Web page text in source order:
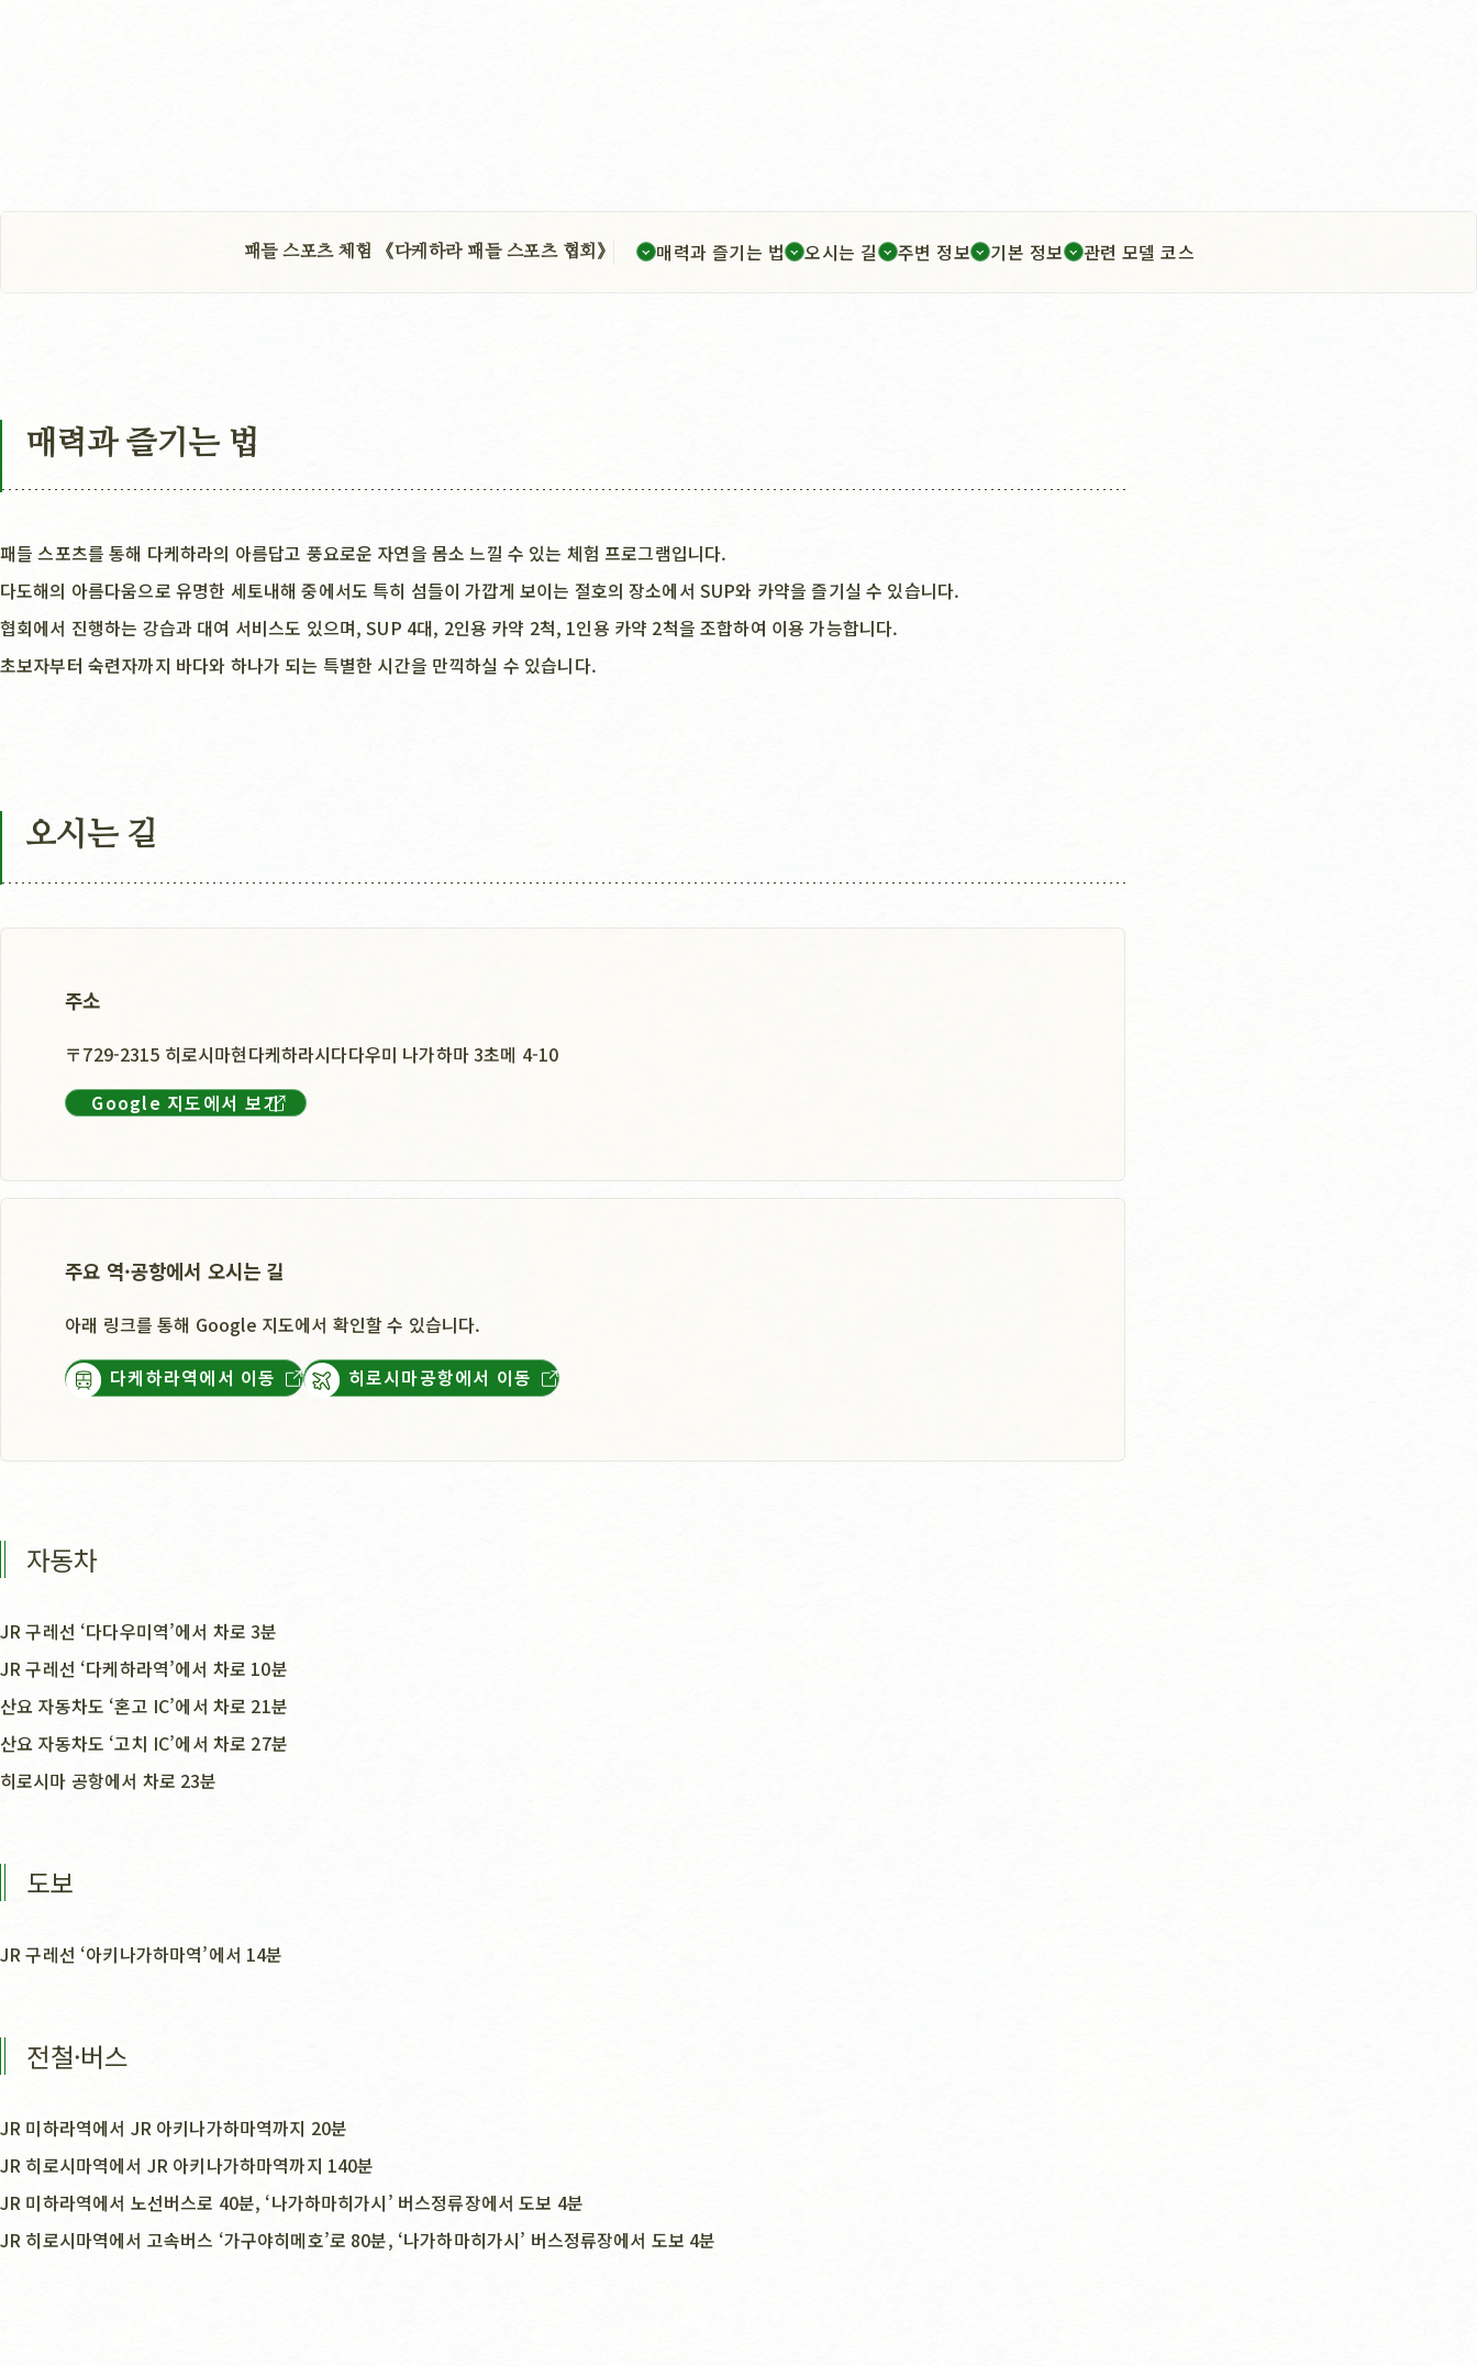
패들 스포츠 체험 《다케하라 패들 스포츠 협회》 매력과 즐기는 법 오시는 길 주변 정보 기본 정보 관련 모델 코스
매력과 즐기는 법
패들 스포츠를 통해 다케하라의 아름답고 풍요로운 자연을 몸소 느낄 수 있는 체험 프로그램입니다.
다도해의 아름다움으로 유명한 세토내해 중에서도 특히 섬들이 가깝게 보이는 절호의 장소에서 SUP와 카약을 즐기실 수 있습니다.
협회에서 진행하는 강습과 대여 서비스도 있으며, SUP 4대, 2인용 카약 2척, 1인용 카약 2척을 조합하여 이용 가능합니다.
초보자부터 숙련자까지 바다와 하나가 되는 특별한 시간을 만끽하실 수 있습니다.
오시는 길
주소
〒729-2315 히로시마현다케하라시다다우미 나가하마 3초메 4-10
Google 지도에서 보기
주요 역·공항에서 오시는 길
아래 링크를 통해 Google 지도에서 확인할 수 있습니다.
다케하라역에서 이동 히로시마공항에서 이동
자동차
JR 구레선 ‘다다우미역’에서 차로 3분
JR 구레선 ‘다케하라역’에서 차로 10분
산요 자동차도 ‘혼고 IC’에서 차로 21분
산요 자동차도 ‘고치 IC’에서 차로 27분
히로시마 공항에서 차로 23분
도보
JR 구레선 ‘아키나가하마역’에서 14분
전철·버스
JR 미하라역에서 JR 아키나가하마역까지 20분
JR 히로시마역에서 JR 아키나가하마역까지 140분
JR 미하라역에서 노선버스로 40분, ‘나가하마히가시’ 버스정류장에서 도보 4분
JR 히로시마역에서 고속버스 ‘가구야히메호’로 80분, ‘나가하마히가시’ 버스정류장에서 도보 4분